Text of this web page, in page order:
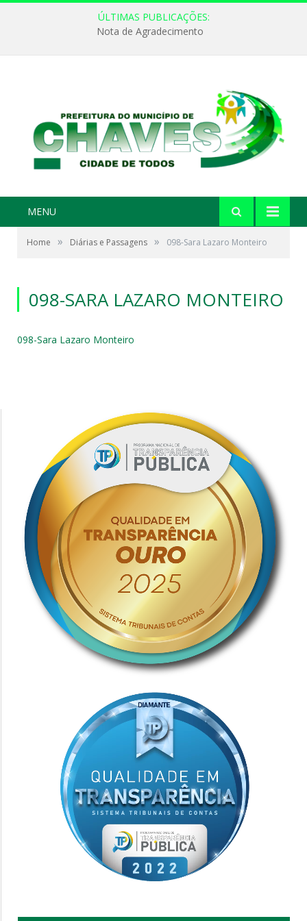
ÚLTIMAS PUBLICAÇÕES:
Nota de Agradecimento
MENU
Home » Diárias e Passagens » 098-Sara Lazaro Monteiro
098-SARA LAZARO MONTEIRO
098-Sara Lazaro Monteiro